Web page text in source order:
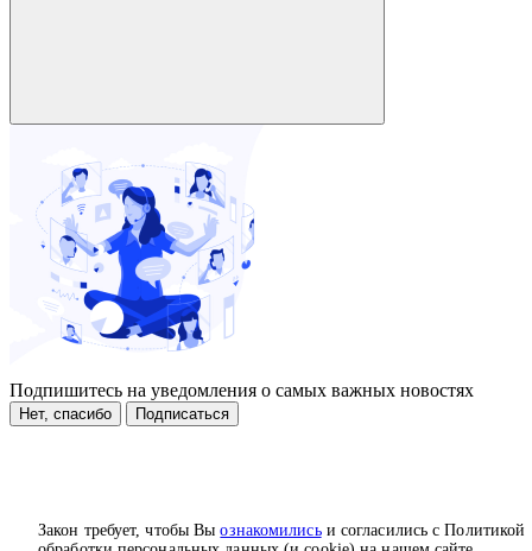
Закон требует, чтобы Выознакомилисьи согласились с Политикой
Подпишитесь на уведомления о самых важных новостях
Нет, спасибо Подписаться